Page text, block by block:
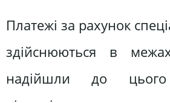
Платежі за рахунок
здійснюються в
надійшли до